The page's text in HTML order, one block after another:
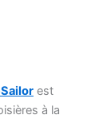
est
à la